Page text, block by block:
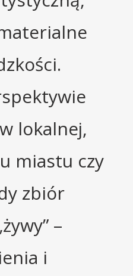
lokalnej,
miastu czy
zbiór
–
i